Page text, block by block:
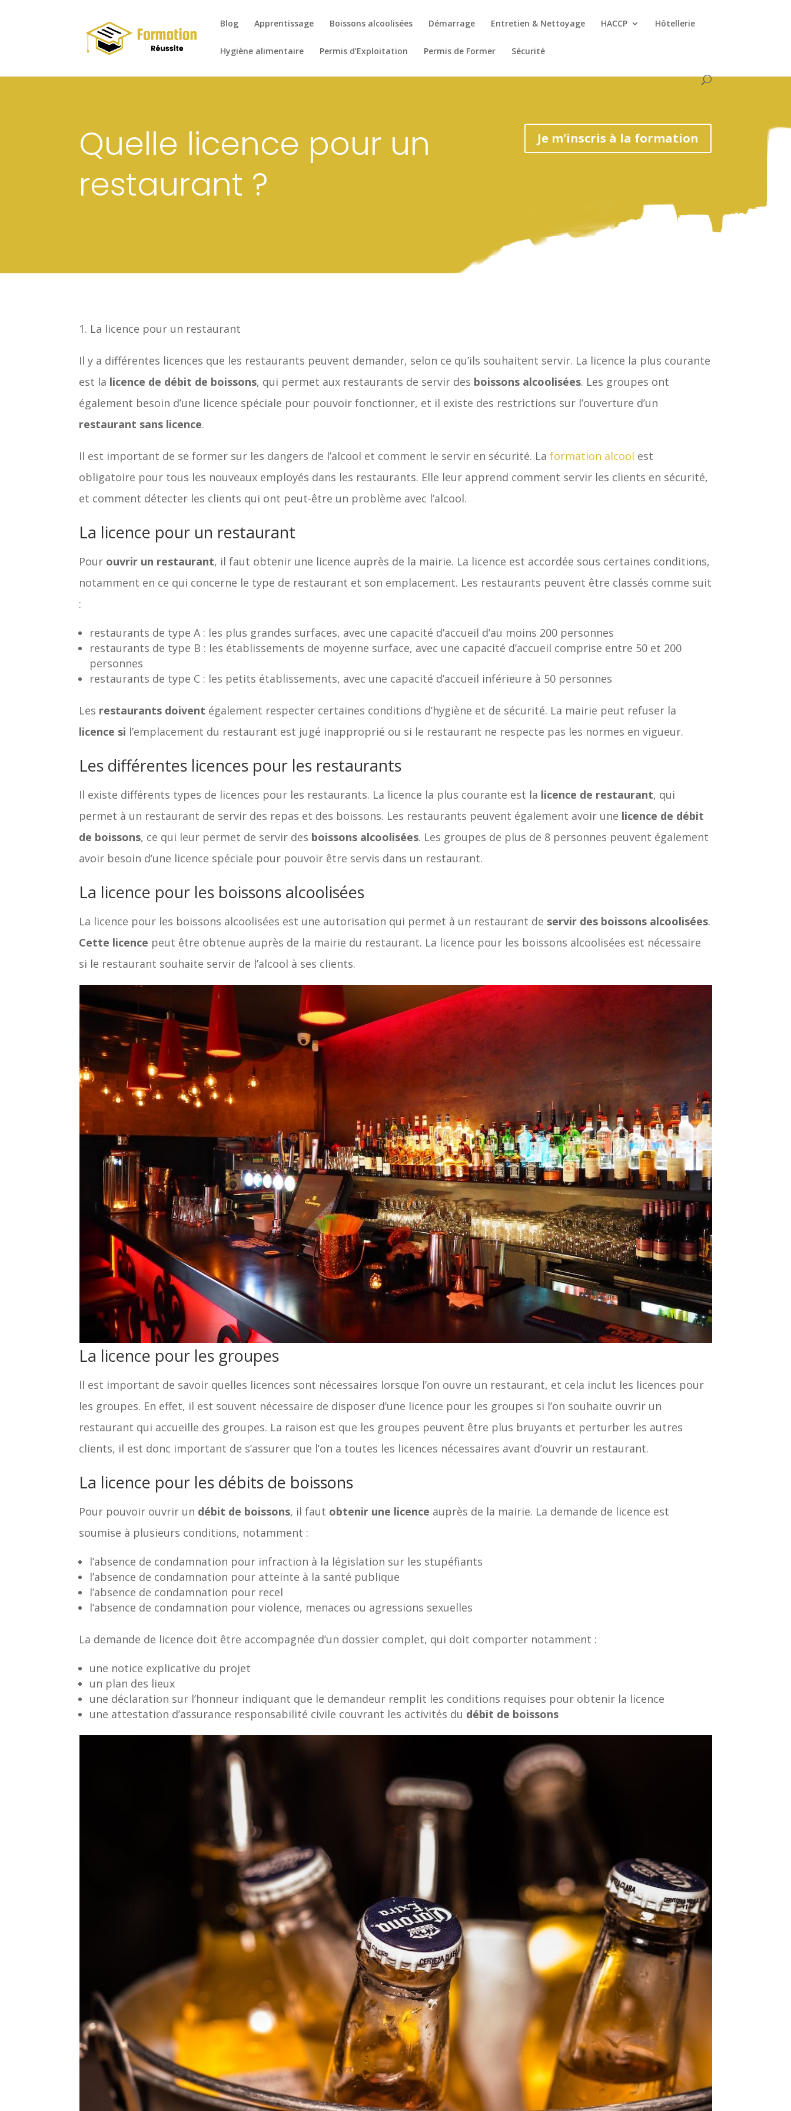
Blog Apprentissage Boissons alcoolisées Démarrage Entretien & Nettoyage HACCP Hôtellerie
Hygiène alimentaire Permis d’Exploitation Permis de Former Sécurité
Quelle licence pour un
restaurant ?
Je m'inscris à la formation
La licence pour un restaurant
Il y a différentes licences que les restaurants peuvent demander, selon ce qu’ils souhaitent servir. La licence la plus courante
est la licence de débit de boissons, qui permet aux restaurants de servir des boissons alcoolisées. Les groupes ont
également besoin d’une licence spéciale pour pouvoir fonctionner, et il existe des restrictions sur l’ouverture d’un
restaurant sans licence.
Il est important de se former sur les dangers de l’alcool et comment le servir en sécurité. Laformation alcool est
obligatoire pour tous les nouveaux employés dans les restaurants. Elle leur apprend comment servir les clients en sécurité,
et comment détecter les clients qui ont peut-être un problème avec l’alcool.
La licence pour un restaurant
Pour ouvrir un restaurant, il faut obtenir une licence auprès de la mairie. La licence est accordée sous certaines conditions,
notamment en ce qui concerne le type de restaurant et son emplacement. Les restaurants peuvent être classés comme suit
:
restaurants de type A : les plus grandes surfaces, avec une capacité d’accueil d’au moins 200 personnes
restaurants de type B : les établissements de moyenne surface, avec une capacité d’accueil comprise entre 50 et 200
personnes
restaurants de type C : les petits établissements, avec une capacité d’accueil inférieure à 50 personnes
Les restaurants doivent également respecter certaines conditions d’hygiène et de sécurité. La mairie peut refuser la
licence si l’emplacement du restaurant est jugé inapproprié ou si le restaurant ne respecte pas les normes en vigueur.
Les différentes licences pour les restaurants
Il existe différents types de licences pour les restaurants. La licence la plus courante est la licence de restaurant, qui
permet à un restaurant de servir des repas et des boissons. Les restaurants peuvent également avoir une licence de débit
de boissons, ce qui leur permet de servir des boissons alcoolisées. Les groupes de plus de 8 personnes peuvent également
avoir besoin d’une licence spéciale pour pouvoir être servis dans un restaurant.
La licence pour les boissons alcoolisées
La licence pour les boissons alcoolisées est une autorisation qui permet à un restaurant de servir des boissons alcoolisées.
Cette licence peut être obtenue auprès de la mairie du restaurant. La licence pour les boissons alcoolisées est nécessaire
si le restaurant souhaite servir de l’alcool à ses clients.
La licence pour les groupes
Il est important de savoir quelles licences sont nécessaires lorsque l’on ouvre un restaurant, et cela inclut les licences pour
les groupes. En effet, il est souvent nécessaire de disposer d’une licence pour les groupes si l’on souhaite ouvrir un
restaurant qui accueille des groupes. La raison est que les groupes peuvent être plus bruyants et perturber les autres
clients, il est donc important de s’assurer que l’on a toutes les licences nécessaires avant d’ouvrir un restaurant.
La licence pour les débits de boissons
Pour pouvoir ouvrir un débit de boissons, il faut obtenir une licence auprès de la mairie. La demande de licence est
soumise à plusieurs conditions, notamment :
l’absence de condamnation pour infraction à la législation sur les stupéfiants
l’absence de condamnation pour atteinte à la santé publique
l’absence de condamnation pour recel
l’absence de condamnation pour violence, menaces ou agressions sexuelles
La demande de licence doit être accompagnée d’un dossier complet, qui doit comporter notamment :
une notice explicative du projet
un plan des lieux
une déclaration sur l’honneur indiquant que le demandeur remplit les conditions requises pour obtenir la licence
une attestation d’assurance responsabilité civile couvrant les activités du débit de boissons